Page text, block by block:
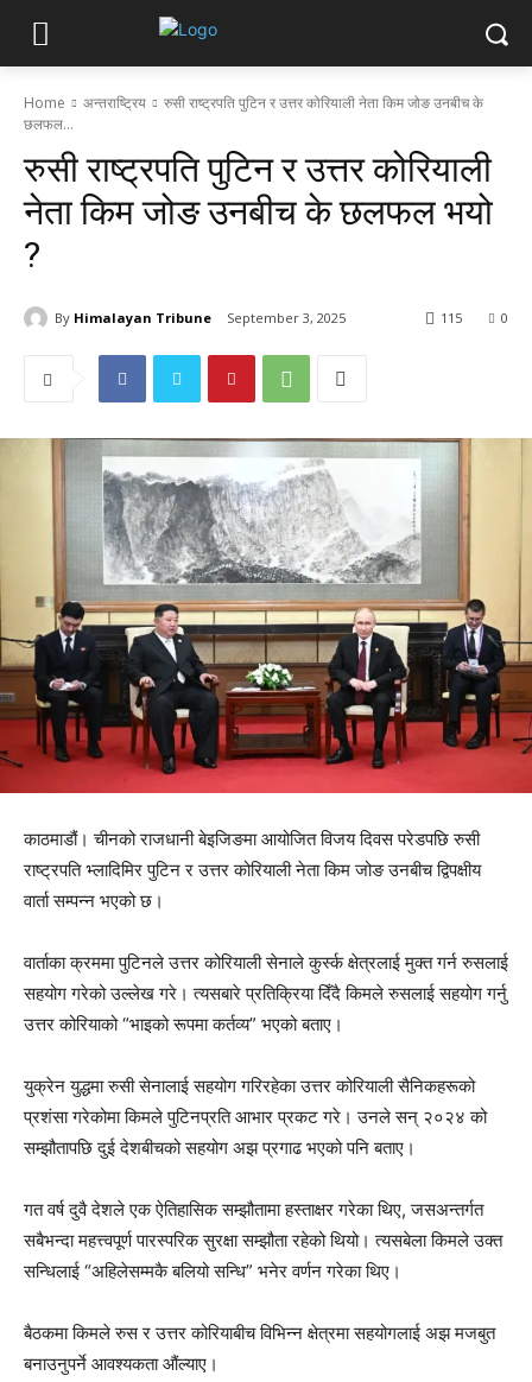
Home अन्तराष्ट्रिय
रुसी राष्ट्रपति पुटिन र उत्तर कोरियाली नेता किम जोङ उनबीच के
छलफल...
रुसी राष्ट्रपति पुटिन र उत्तर कोरियाली
नेता किम जोङ उनबीच के छलफल भयो
?
By Himalayan Tribune September 3, 2025 0
115
काठमाडौं। चीनको राजधानी बेइजिङमा आयोजित विजय दिवस परेडपछि रुसी
राष्ट्रपति भ्लादिमिर पुटिन र उत्तर कोरियाली नेता किम जोङ उनबीच द्विपक्षीय
वार्ता सम्पन्न भएको छ।
वार्ताका क्रममा पुटिनले उत्तर कोरियाली सेनाले कुर्स्क क्षेत्रलाई मुक्त गर्न रुसलाई
सहयोग गरेको उल्लेख गरे। त्यसबारे प्रतिक्रिया दिँदै किमले रुसलाई सहयोग गर्नु
उत्तर कोरियाको “भाइको रूपमा कर्तव्य” भएको बताए।
युक्रेन युद्धमा रुसी सेनालाई सहयोग गरिरहेका उत्तर कोरियाली सैनिकहरूको
प्रशंसा गरेकोमा किमले पुटिनप्रति आभार प्रकट गरे। उनले सन् २०२४ को
सम्झौतापछि दुई देशबीचको सहयोग अझ प्रगाढ भएको पनि बताए।
गत वर्ष दुवै देशले एक ऐतिहासिक सम्झौतामा हस्ताक्षर गरेका थिए, जसअन्तर्गत
सबैभन्दा महत्त्वपूर्ण पारस्परिक सुरक्षा सम्झौता रहेको थियो। त्यसबेला किमले उक्त
सन्धिलाई “अहिलेसम्मकै बलियो सन्धि” भनेर वर्णन गरेका थिए।
बैठकमा किमले रुस र उत्तर कोरियाबीच विभिन्न क्षेत्रमा सहयोगलाई अझ मजबुत
बनाउनुपर्ने आवश्यकता औंल्याए।